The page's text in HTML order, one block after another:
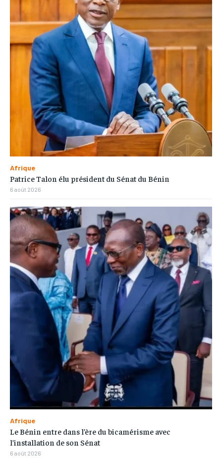
Afrique
Patrice Talon élu président du Sénat du Bénin
6 août 2026
Afrique
Le Bénin entre dans l’ère du bicamérisme avec
l’installation de son Sénat
6 août 2026